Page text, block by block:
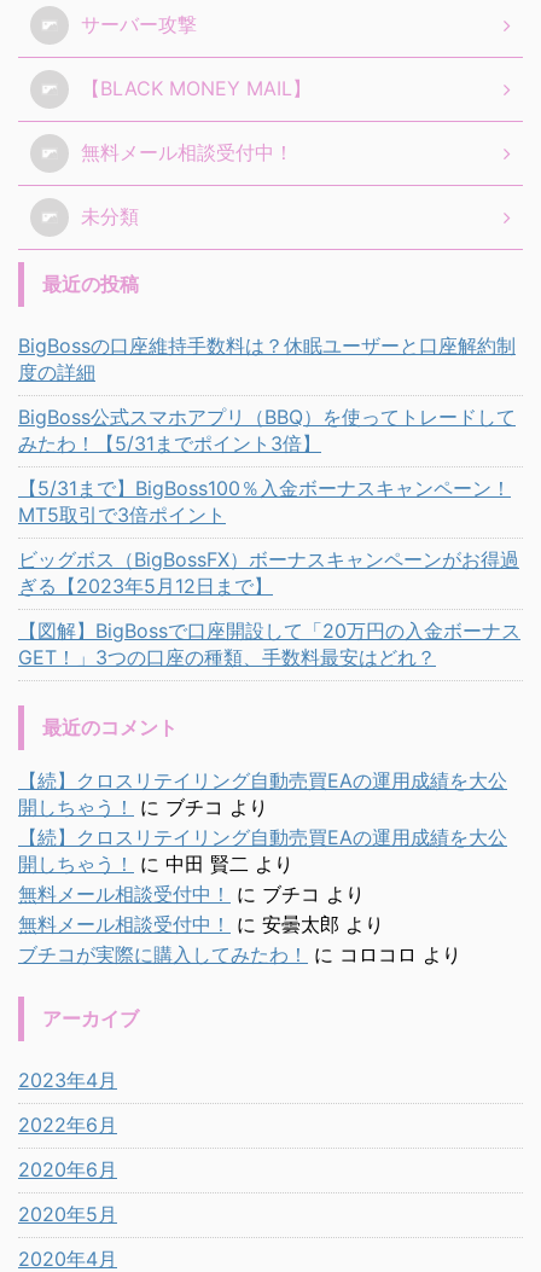
サーバー攻撃
【BLACK MONEY MAIL】
無料メール相談受付中！
未分類
最近の投稿
BigBossの口座維持手数料は？休眠ユーザーと口座解約制
度の詳細
BigBoss公式スマホアプリ（BBQ）を使ってトレードして
みたわ！【5/31までポイント3倍】
【5/31まで】BigBoss100％入金ボーナスキャンペーン！
MT5取引で3倍ポイント
ビッグボス（BigBossFX）ボーナスキャンペーンがお得過
ぎる【2023年5月12日まで】
【図解】BigBossで口座開設して「20万円の入金ボーナス
GET！」3つの口座の種類、手数料最安はどれ？
最近のコメント
【続】クロスリテイリング自動売買EAの運用成績を大公
開しちゃう！
に ブチコ より
【続】クロスリテイリング自動売買EAの運用成績を大公
開しちゃう！
に 中田 賢二 より
無料メール相談受付中！
に ブチコ より
無料メール相談受付中！
に 安曇太郎 より
ブチコが実際に購入してみたわ！
に コロコロ より
アーカイブ
2023年4月
2022年6月
2020年6月
2020年5月
2020年4月